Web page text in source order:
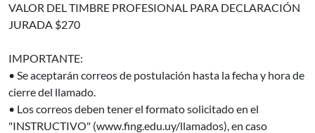
VALOR DEL TIMBRE PROFESIONAL PARA DECLARACIÓN
JURADA $270
IMPORTANTE:
• Se aceptarán correos de postulación hasta la fecha y hora de
cierre del llamado.
• Los correos deben tener el formato solicitado en el
"INSTRUCTIVO" (www.fing.edu.uy/llamados), en caso